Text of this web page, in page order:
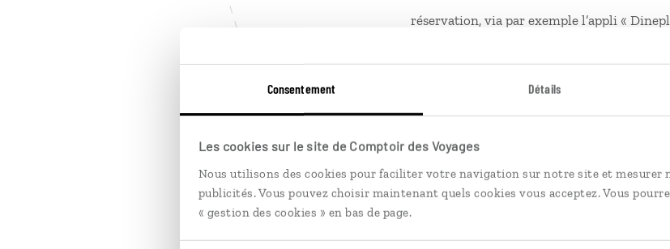
Consentement Détails
Les cookies sur le site de Comptoir des Voyages
Nous utilisons des cookies pour faciliter votre navigation sur notre site et mesurer
publicités. Vous pouvez choisir maintenant quels cookies vous acceptez. Vous
« gestion des cookies » en bas de page.
réservation, via par exemple l’appli «
aires de jeu à disposition et / ou services
nombreux restaurants des grandes villes
Sécurité
L’Afrique du Sud est malheureusement